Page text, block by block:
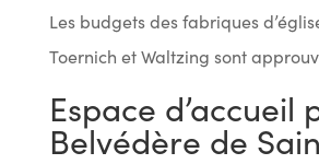
Les budgets des fabriques
Toernich et Waltzing sont
Espace d’accueil
Belvédère de